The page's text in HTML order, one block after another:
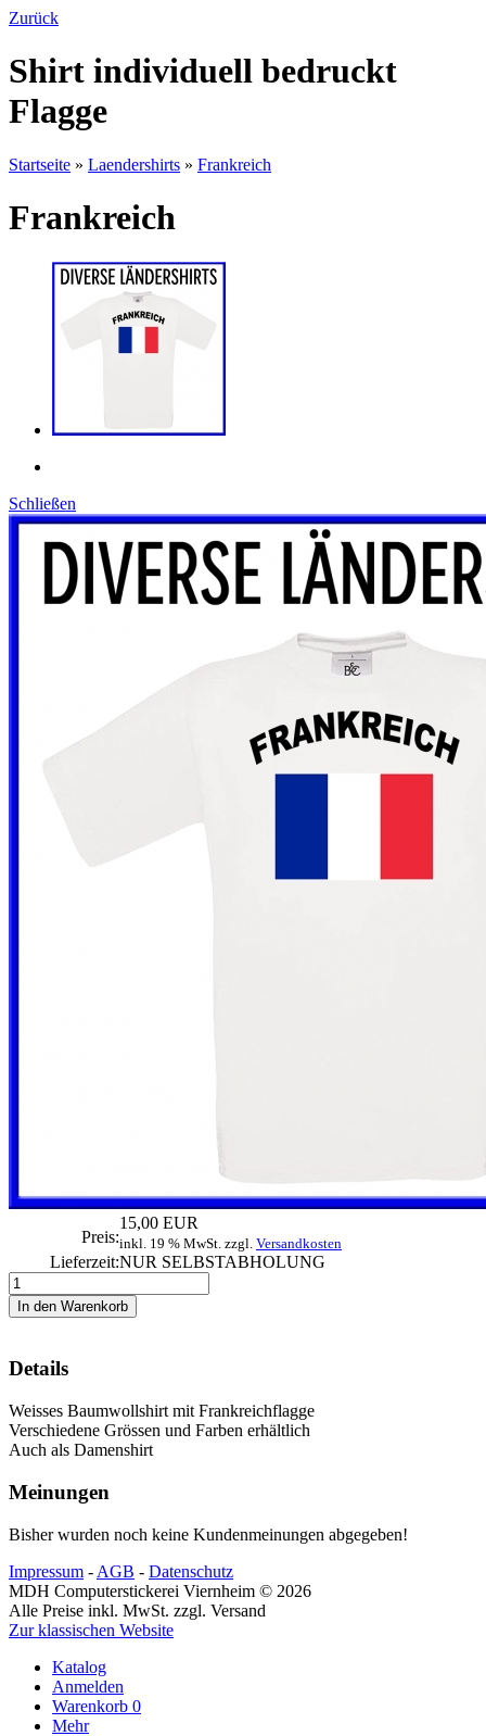
Zurück
Shirt individuell bedruckt
Flagge
Startseite » Laendershirts » Frankreich
Frankreich
Schließen
Preis:
15,00 EUR
inkl. 19 % MwSt. zzgl. Versandkosten
Lieferzeit:NUR SELBSTABHOLUNG
Details
Weisses Baumwollshirt mit Frankreichflagge
Verschiedene Grössen und Farben erhältlich
Auch als Damenshirt
Meinungen
Bisher wurden noch keine Kundenmeinungen abgegeben!
Impressum - AGB - Datenschutz
MDH Computerstickerei Viernheim © 2026
Alle Preise inkl. MwSt. zzgl. Versand
Zur klassischen Website
Katalog
Anmelden
Warenkorb 0
Mehr